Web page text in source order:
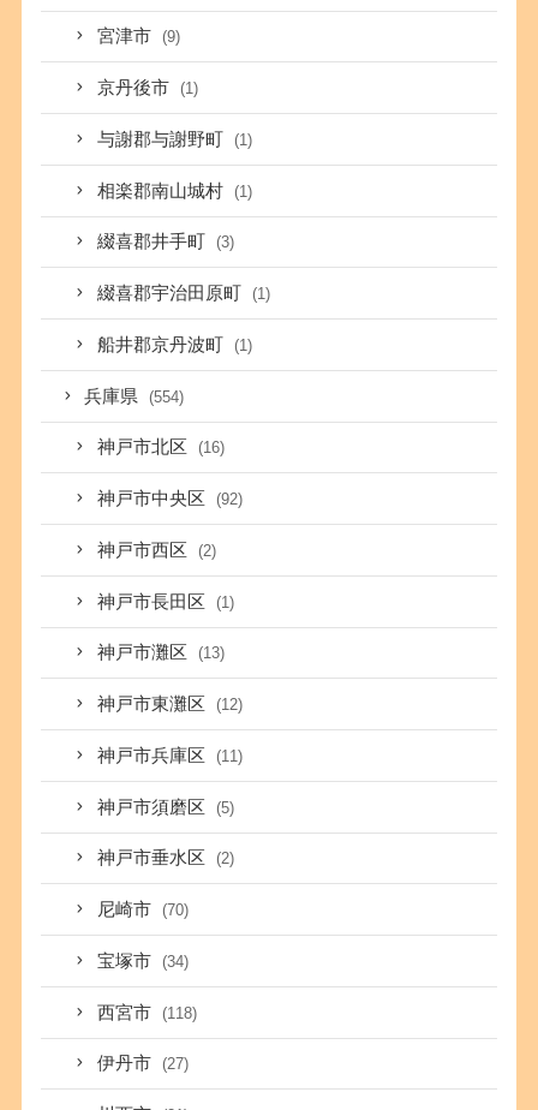
宮津市 (9)
京丹後市 (1)
与謝郡与謝野町 (1)
相楽郡南山城村 (1)
綴喜郡井手町 (3)
綴喜郡宇治田原町 (1)
船井郡京丹波町 (1)
兵庫県 (554)
神戸市北区 (16)
神戸市中央区 (92)
神戸市西区 (2)
神戸市長田区 (1)
神戸市灘区 (13)
神戸市東灘区 (12)
神戸市兵庫区 (11)
神戸市須磨区 (5)
神戸市垂水区 (2)
尼崎市 (70)
宝塚市 (34)
西宮市 (118)
伊丹市 (27)